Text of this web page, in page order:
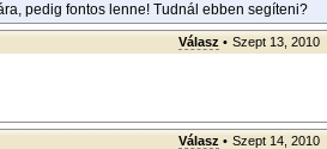
pedig fontos lenne! Tudnál ebben segíteni?
Válasz • Szept 13, 2010
Válasz • Szept 14, 2010